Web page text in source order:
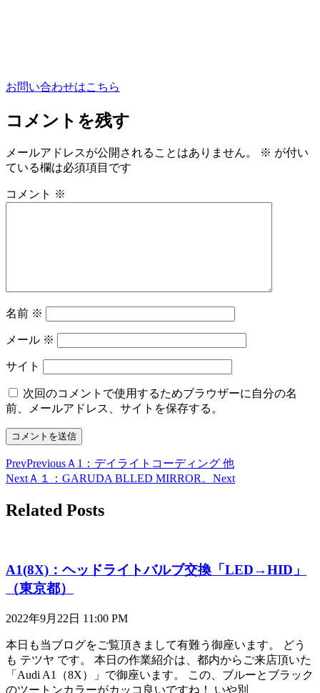
お問い合わせはこちら
コメントを残す
メールアドレスが公開されることはありません。 ※ が付い
ている欄は必須項目です
コメント ※
名前 ※
メール ※
サイト
次回のコメントで使用するためブラウザーに自分の名
前、メールアドレス、サイトを保存する。
PrevPreviousＡ1：デイライトコーディング 他
NextＡ１：GARUDA BLLED MIRROR。 Next
Related Posts
A1(8X)：ヘッドライトバルブ交換「LED→HID」
（東京都）
2022年9月22日 11:00 PM
本日も当ブログをご覧頂きまして有難う御座います。 どう
も テツヤ です。 本日の作業紹介は、都内からご来店頂いた
「Audi A1（8X）」で御座います。 この、ブルーとブラック
のツートンカラーがカッコ良いですね！ いや別